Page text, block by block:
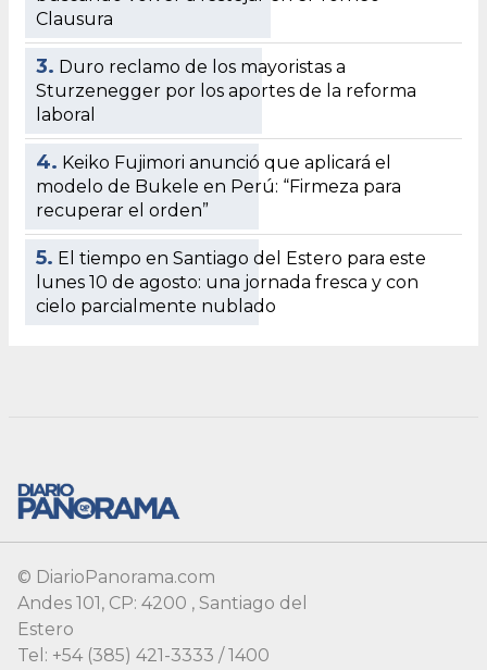
© DiarioPanorama.com
Andes 101, CP: 4200 , Santiago del
Estero
Tel: +54 (385) 421-3333 / 1400